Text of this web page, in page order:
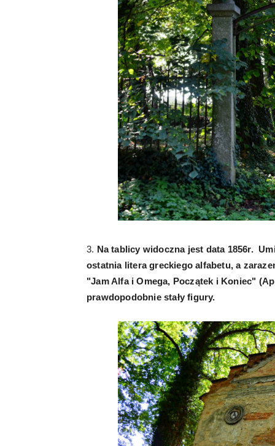
3. Na tablicy widoczna jest data 1856r.
ostatnia litera greckiego alfabetu, a
"Jam Alfa i Omega, Początek i Koniec"
prawdopodobnie stały figury.